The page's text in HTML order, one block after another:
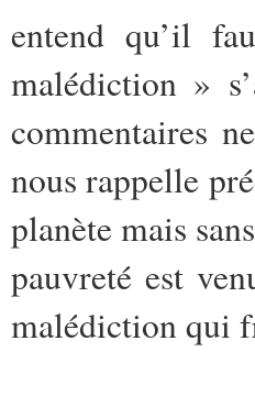
entend qu’il
malédiction »
commentaires
nous rappelle
planète mais
pauvreté est
malédiction qui